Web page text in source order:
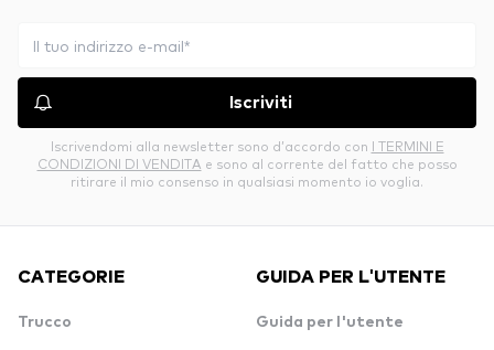
Iscriviti
Iscrivendomi alla newsletter sono d’accordo con I TERMINI E
CONDIZIONI DI VENDITA e sono al corrente del fatto che posso
ritirare il mio consenso in qualsiasi momento io voglia.
CATEGORIE
Trucco
GUIDA PER L'UTENTE
Guida per l'utente